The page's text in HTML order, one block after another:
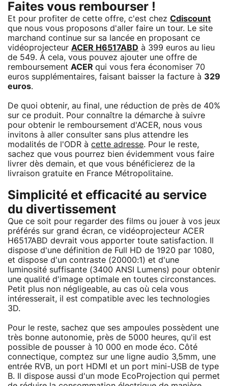
Faites vous rembourser !
Et pour profiter de cette offre, c'est chez Cdiscount
que nous vous proposons d'aller faire un tour. Le site
marchand continue sur sa lancée en proposant ce
vidéoprojecteur ACER H6517ABD à 399 euros au lieu
de 549. À cela, vous pouvez ajouter une offre de
remboursement ACER qui vous fera économiser 70
euros supplémentaires, faisant baisser la facture à 329
euros.
De quoi obtenir, au final, une réduction de près de 40%
sur ce produit. Pour connaître la démarche à suivre
pour obtenir le remboursement d'ACER, nous vous
invitons à aller consulter sans plus attendre les
modalités de l'ODR à cette adresse. Pour le reste,
sachez que vous pourrez bien évidemment vous faire
livrer dès demain, et que vous bénéficierez de la
livraison gratuite en France Métropolitaine.
Simplicité et efficacité au service
du divertissement
Que ce soit pour regarder des films ou jouer à vos jeux
préférés sur grand écran, ce vidéoprojecteur ACER
H6517ABD devrait vous apporter toute satisfaction. Il
dispose d'une définition de Full HD de 1920 par 1080,
et dispose d'un contraste (20000:1) et d'une
luminosité suffisante (3400 ANSI Lumens) pour obtenir
une qualité d'image optimale en toutes circonstances.
Petit plus non négligeable, au cas où cela vous
intéresserait, il est compatible avec les technologies
3D.
Pour le reste, sachez que ses ampoules possèdent une
très bonne autonomie, près de 5000 heures, qu'il est
possible de pousser à 10 000 en mode éco. Côté
connectique, comptez sur une ligne audio 3,5mm, une
entrée RVB, un port HDMI et un port mini-USB de type
B. Il dispose aussi d'un mode EcoProjection qui permet